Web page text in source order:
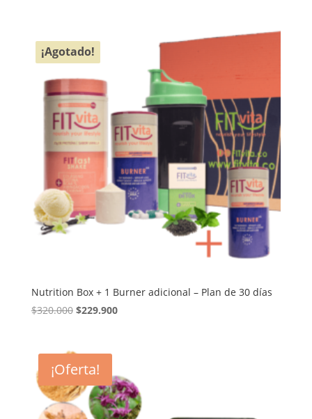
$330.000.
¡Agotado!
Nutrition Box + 1 Burner adicional – Plan de 30 días
$320.000 El
era:
$320.000.
$229.900El
$229.900.
¡Oferta!